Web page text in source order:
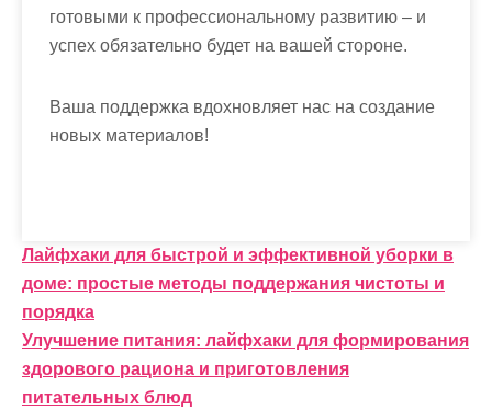
готовыми к профессиональному развитию – и
успех обязательно будет на вашей стороне.
Ваша поддержка вдохновляет нас на создание
новых материалов!
Н
а
в
и
Лайфхаки для быстрой и эффективной уборки в
доме: простые методы поддержания чистоты и
порядка
Улучшение питания: лайфхаки для формирования
здорового рациона и приготовления
питательных блюд